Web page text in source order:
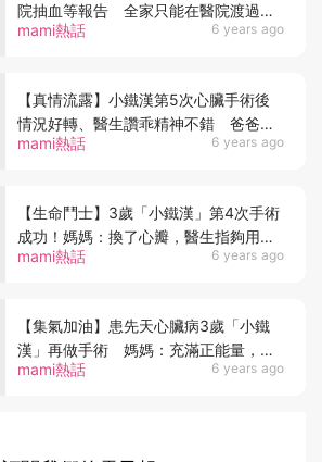
mami熱話 6 years ago
院抽血等報告 全家只能在醫院渡過父
親節
mami熱話 6 years ago
【真情流露】小鐵漢第5次心臟手術後
情況好轉、醫生讚乖精神不錯 爸爸接
電話聽到「我愛你」激動爆喊
mami熱話 6 years ago
【生命鬥士】3歲「小鐵漢」第4次手術
成功！媽媽：換了心瓣，醫生指夠用幾
十年
mami熱話 6 years ago
【集氣加油】患先天心臟病3歲「小鐵
漢」再做手術 媽媽：充滿正能量，準
備陪小鐵漢打仗！